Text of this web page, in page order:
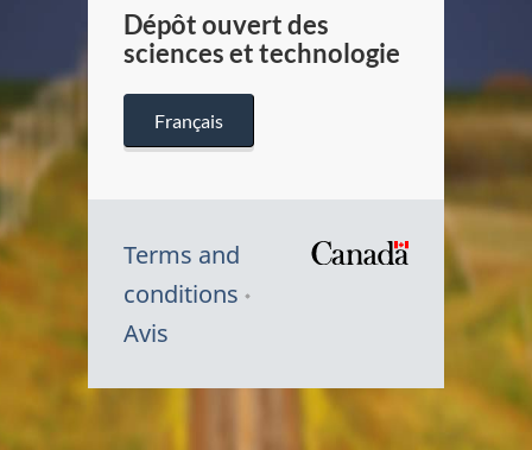
Dépôt ouvert des
sciences et technologie
Français
Terms and
conditions
Avis
Symbole